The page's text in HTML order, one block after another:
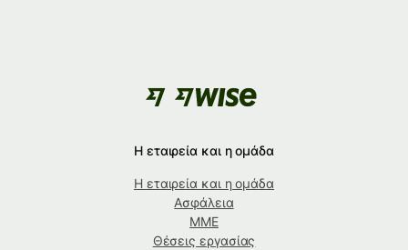
Η εταιρεία και η ομάδα
Η εταιρεία και η ομάδα
Ασφάλεια
ΜΜΕ
Θέσεις εργασίας